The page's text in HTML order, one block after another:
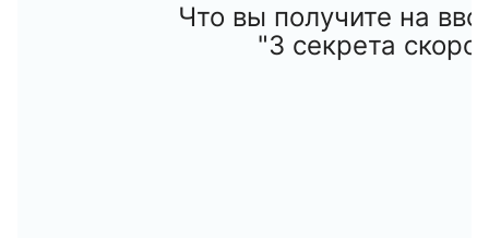
Что вы получите на
"3 секрета